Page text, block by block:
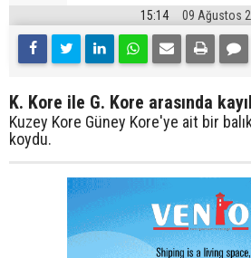
15:14 09 Ağustos
K. Kore ile G. Kore arasında
Kuzey Kore Güney Kore'ye ait bir
koydu.